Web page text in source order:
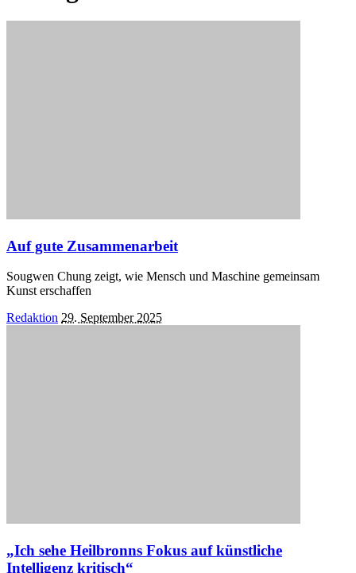
Auf gute Zusammenarbeit
Sougwen Chung zeigt, wie Mensch und Maschine gemeinsam
Kunst erschaffen
Posted
Redaktion 29. September 2025
„Ich sehe Heilbronns Fokus auf künstliche
Intelligenz kritisch“